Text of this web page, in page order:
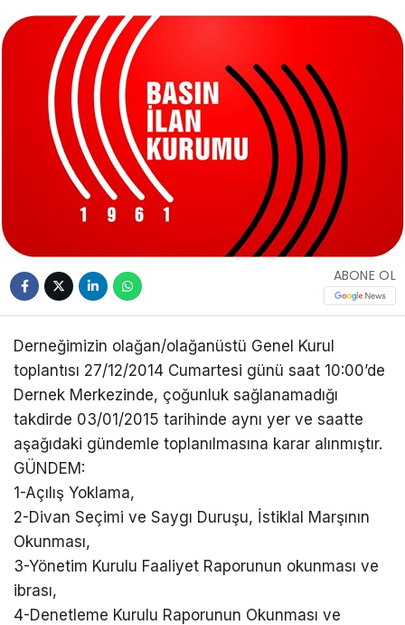
ABONE OL
Derneğimizin olağan/olağanüstü Genel Kurul
toplantısı 27/12/2014 Cumartesi günü saat 10:00’de
Dernek Merkezinde, çoğunluk sağlanamadığı
takdirde 03/01/2015 tarihinde aynı yer ve saatte
aşağıdaki gündemle toplanılmasına karar alınmıştır.
GÜNDEM:
1-Açılış Yoklama,
2-Divan Seçimi ve Saygı Duruşu, İstiklal Marşının
Okunması,
3-Yönetim Kurulu Faaliyet Raporunun okunması ve
ibrası,
4-Denetleme Kurulu Raporunun Okunması ve